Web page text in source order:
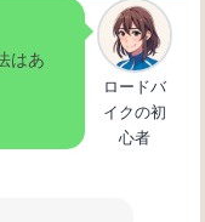
はあ
ロードバ
イクの初
心者